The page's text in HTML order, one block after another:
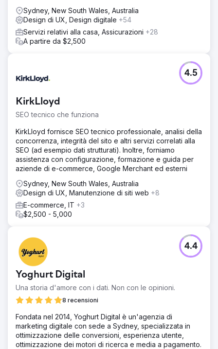
Nel giro di poche settimane dall'implementazione, le
posizioni nei motori di ricerca organici hanno mostrato
miglioramenti significativi, così come le metriche di
coinvolgimento degli utenti e un aumento costante nei
Sydney, New South Wales, Australia
Design di UX, Design digitale +54
Servizi relativi alla casa, Assicurazioni +28
A partire da $2,500
KirkLloyd
SEO tecnico che funziona
4.5
KirkLloyd fornisce SEO tecnico professionale, analisi della
concorrenza, integrità del sito e altri servizi correlati alla
SEO (ad esempio dati strutturati). Inoltre, forniamo
assistenza con configurazione, formazione e guida per
aziende di e-commerce, Google Merchant ed esterni
Sydney, New South Wales, Australia
Design di UX, Manutenzione di siti web +8
E-commerce, IT +3
$2,500 - 5,000
Yoghurt Digital
Una storia d'amore con i dati. Non con le opinioni.
8 recensioni
4.4
Fondata nel 2014, Yoghurt Digital è un'agenzia di
marketing digitale con sede a Sydney, specializzata in
ottimizzazione delle conversioni, esperienza utente,
ottimizzazione dei motori di ricerca e media a pagamento.